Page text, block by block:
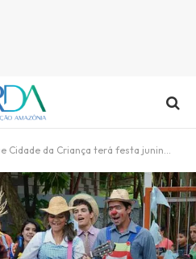
da Criança terá festa junina neste final de semana